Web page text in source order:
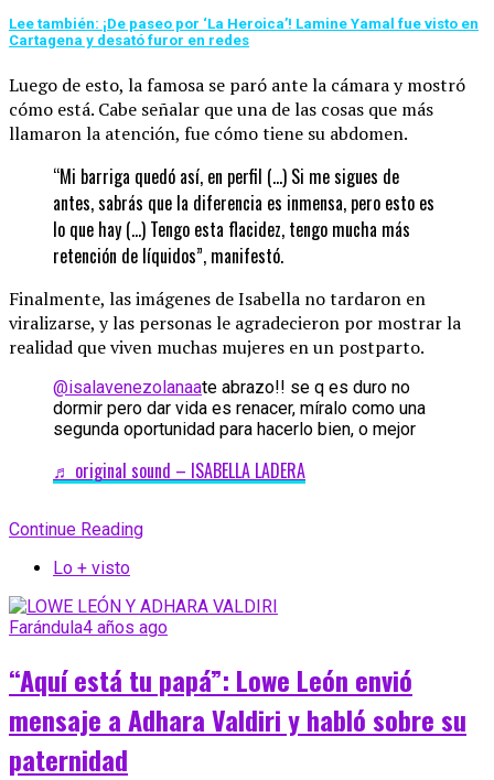
Lee también: ¡De paseo por ‘La Heroica’! Lamine Yamal fue visto en
Cartagena y desató furor en redes
Luego de esto, la famosa se paró ante la cámara y mostró
cómo está. Cabe señalar que una de las cosas que más
llamaron la atención, fue cómo tiene su abdomen.
“Mi barriga quedó así, en perfil (…) Si me sigues de
antes, sabrás que la diferencia es inmensa, pero esto es
lo que hay (…) Tengo esta flacidez, tengo mucha más
retención de líquidos”, manifestó.
Finalmente, las imágenes de Isabella no tardaron en
viralizarse, y las personas le agradecieron por mostrar la
realidad que viven muchas mujeres en un postparto.
@isalavenezolanaate abrazo!! se q es duro no
dormir pero dar vida es renacer, míralo como una
segunda oportunidad para hacerlo bien, o mejor
♬ original sound – ISABELLA LADERA
Continue Reading
Lo + visto
Farándula4 años ago
“Aquí está tu papá”: Lowe León envió
mensaje a Adhara Valdiri y habló sobre su
paternidad